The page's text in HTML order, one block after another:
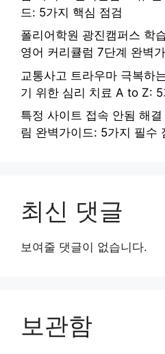
드: 5가지 핵심 점검
폴리어학원 광진캠퍼스 학
영어 커리큘럼 7단계 완벽
교통사고 트라우마 극복하
기 위한 심리 치료 A to Z:
특정 사이트 접속 안됨 해
림 완벽가이드: 5가지 필수
최신 댓글
보여줄 댓글이 없습니다.
보관함